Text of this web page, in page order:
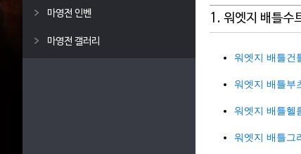
마영전 인벤
마영전 갤러리
1. 워엣지 배틀수
워엣지 배틀건
워엣지 배틀부
워엣지 배틀헬
워엣지 배틀그